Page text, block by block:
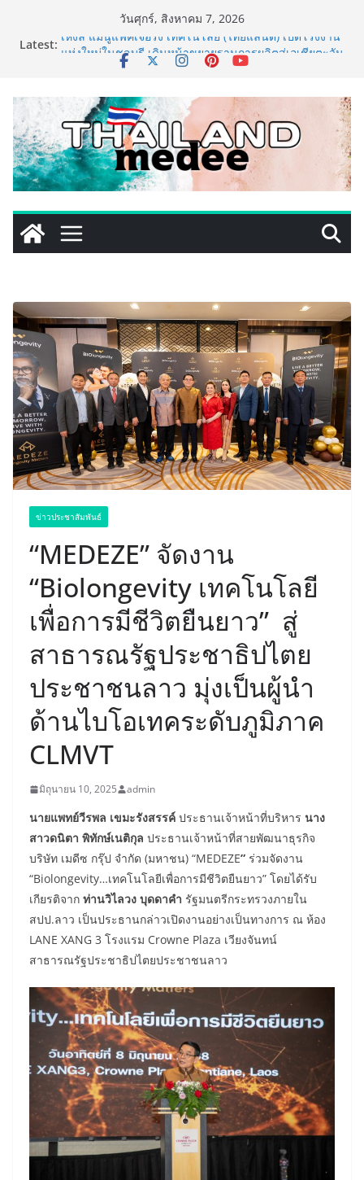
วันศุกร์, สิงหาคม 7, 2026
Latest: เหิงลี่ แมนูแฟคเจอริ่ง เทคโนโลยี (ไทยแลนด์) เปิดโรงงาน
แห่งใหม่ในชลบุรี เดินหน้าขยายฐานการผลิตสู่เอเชียตะวัน
TECNO ประกาศทรานส์ฟอร์มจากเกมมิ่งโฟน สู่ไลฟ์สไตล์
แฟชั่นไอเท็ม เสิร์ฟใหญ่ปักหมุดแลนมาร์คใหม่กลางสถานี
MRT วาง POVA 8 Series จุดเริ่มต้นครั้งสำคัญ
ครั้งแรกของอุตสาหกรรมสีไทย นิปปอนเพนต์ผนึก 6 พันธ
มิตรโมเดิร์นเทรดชั้นนำ นำร่องเปิดตัว “NIPPON PAINT
WORRY FREE” โปรแกรมดูแลคุณภาพฟิล์มสีหลังการขาย
ยกระดับความมั่นใจลูกค้าด้วยผลิตภัณฑ์คุณภาพและ
บริการหลังการขายที่ครบวงจร
เริ่มแล้ว! อ.ต.ก.แฟร์ 4 ภาค @ภาคกลาง “มนต์เสน่ห์เกษตร
ไทย สู่ใจกลางมหานคร” ชวนชิม ช้อป สินค้าเกษตร
คุณภาพจากทั่วไทย วันนี้ – 8 สิงหาคมนี้ ณ ลานคนเมือง
ราชปณิธาน สร้างคุณค่าการท่องเที่ยวไทยอย่างยั่งยืน
ข่าวประชาสัมพันธ์
“MEDEZE” จัดงาน
“Biolongevity เทคโนโลยี
เพื่อการมีชีวิตยืนยาว” สู่
สาธารณรัฐประชาธิปไตย
ประชาชนลาว มุ่งเป็นผู้นำ
ด้านไบโอเทคระดับภูมิภาค
CLMVT
มิถุนายน 10, 2025 admin
นายแพทย์วีรพล เขมะรังสรรค์ ประธานเจ้าหน้าที่บริหาร นาง
สาวดนิตา พิทักษ์เนติกุล ประธานเจ้าหน้าที่สายพัฒนาธุรกิจ
บริษัท เมดีซ กรุ๊ป จำกัด (มหาชน) “MEDEZE” ร่วมจัดงาน
“Biolongevity…เทคโนโลยีเพื่อการมีชีวิตยืนยาว” โดยได้รับ
เกียรติจาก ท่านวิไลวง บุดดาคำ รัฐมนตรีกระทรวงภายใน
สปป.ลาว เป็นประธานกล่าวเปิดงานอย่างเป็นทางการ ณ ห้อง
LANE XANG 3 โรงแรม Crowne Plaza เวียงจันทน์
สาธารณรัฐประชาธิปไตยประชาชนลาว